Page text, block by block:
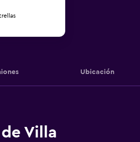
Ubicación
Villa